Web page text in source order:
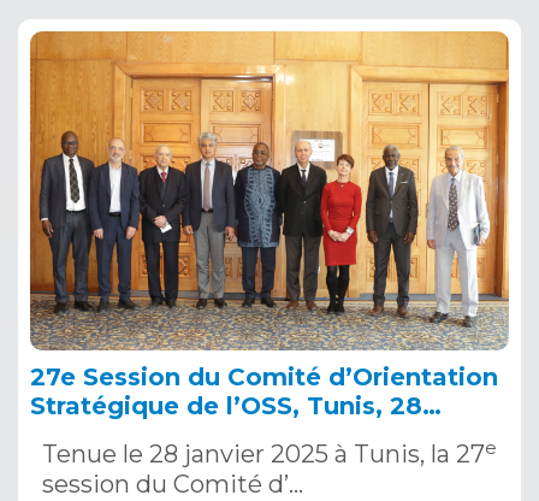
27e Session du Comité d’Orientation
Stratégique de l’OSS, Tunis, 28
Tenue le 28 janvier 2025 à Tunis, la 27e
session du Comité d’…